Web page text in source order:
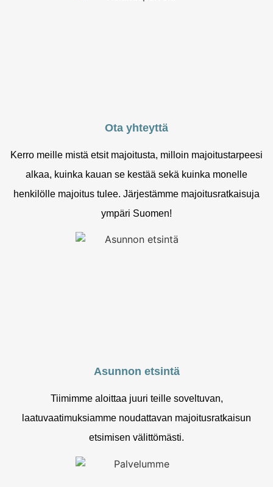
Ota yhteyttä
Kerro meille mistä etsit majoitusta, milloin majoitustarpeesi
alkaa, kuinka kauan se kestää sekä kuinka monelle
henkilölle majoitus tulee. Järjestämme majoitusratkaisuja
ympäri Suomen!
Asunnon etsintä
Tiimimme aloittaa juuri teille soveltuvan,
laatuvaatimuksiamme noudattavan majoitusratkaisun
etsimisen välittömästi.